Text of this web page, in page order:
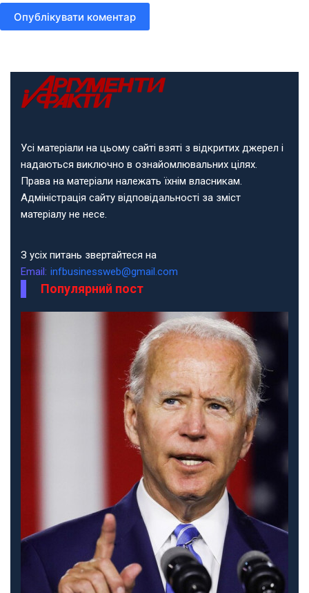
Опублікувати коментар
Усі матеріали на цьому сайті взяті з відкритих джерел і
надаються виключно в ознайомлювальних цілях.
Права на матеріали належать їхнім власникам.
Адміністрація сайту відповідальності за зміст
матеріалу не несе.
З усіх питань звертайтеся на
Email: infbusinessweb@gmail.com
Популярний пост